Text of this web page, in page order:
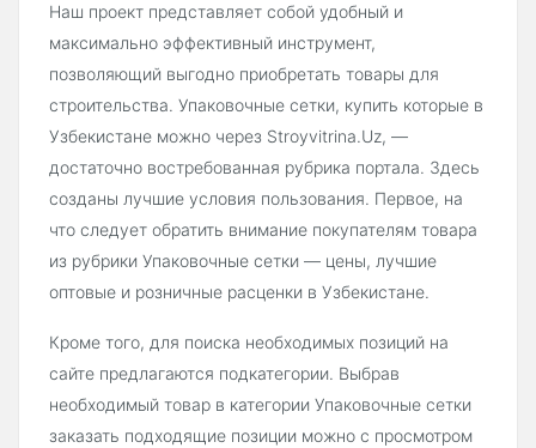
Наш проект представляет собой удобный и
максимально эффективный инструмент,
позволяющий выгодно приобретать товары для
строительства. Упаковочные сетки, купить которые в
Узбекистане можно через Stroyvitrina.Uz, —
достаточно востребованная рубрика портала. Здесь
созданы лучшие условия пользования. Первое, на
что следует обратить внимание покупателям товара
из рубрики Упаковочные сетки — цены, лучшие
оптовые и розничные расценки в Узбекистане.
Кроме того, для поиска необходимых позиций на
сайте предлагаются подкатегории. Выбрав
необходимый товар в категории Упаковочные сетки
заказать подходящие позиции можно с просмотром